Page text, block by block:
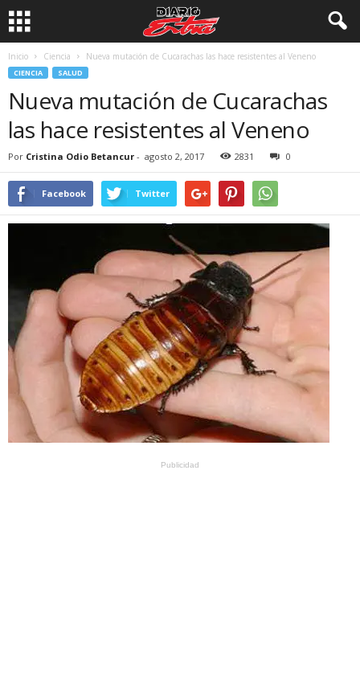
Inicio Ciencia Nueva mutación de Cucarachas las hace resistentes al Veneno
CIENCIA SALUD
Nueva mutación de Cucarachas
las hace resistentes al Veneno
Por Cristina Odio Betancur - agosto 2, 2017 2831 0
Facebook Twitter
Publicidad